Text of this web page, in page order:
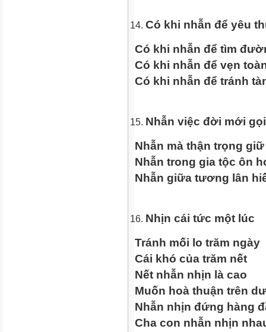
Có khi nhẫn để yêu
Có khi nhẫn để tìm
Có khi nhẫn để vẹn
Có khi nhẫn để tránh
Nhẫn việc đời mới
Nhẫn mà thận trọng
Nhẫn trong gia tộc ôn
Nhẫn giữa tương lân
Nhịn cái tức một lúc
Tránh mối lo trăm ngày
Cái khó của trăm nết
Nết nhẫn nhịn là cao
Muốn hoà thuận trên
Nhẫn nhịn đứng hàng
Cha con nhẫn nhịn